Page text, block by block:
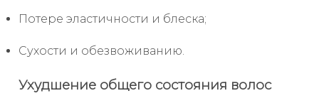
Потере эластичности и блеска;
Сухости и обезвоживанию.
Ухудшение общего состояния волос